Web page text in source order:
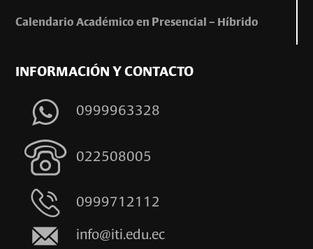
Calendario Académico en Presencial – Híbrido
INFORMACIÓN Y CONTACTO
0999963328
022508005
0999712112
info@iti.edu.ec